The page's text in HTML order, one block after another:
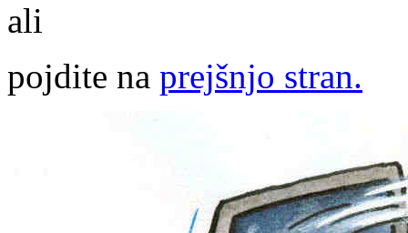
ali
pojdite na prejšnjo stran.